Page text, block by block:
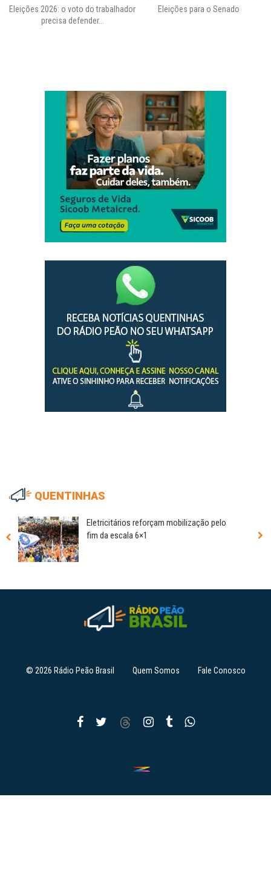
Eleições 2026: o voto do trabalhador
precisa defender...
Eleições para o Senado
QUENTINHAS
Eletricitários reforçam mobilização pelo
fim da escala 6×1
© 2026 Rádio Peão Brasil Quem Somos Fale Conosco